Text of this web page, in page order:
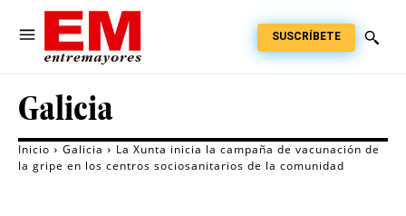
SUSCRÍBETE
Galicia
Inicio Galicia
La Xunta inicia la campaña de vacunación de
la gripe en los centros sociosanitarios de la comunidad